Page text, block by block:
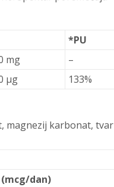
*PU
mg
–
µg 133%
magnezij karbonat, tvar
(mcg/dan)